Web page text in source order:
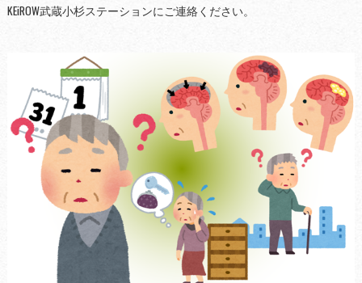
KEiROW武蔵小杉ステーションにご連絡ください。